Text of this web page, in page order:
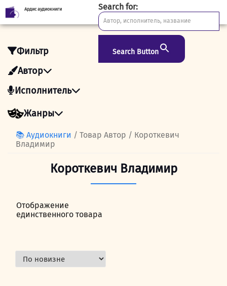
Skip
to
Ардис аудиокниги Search for:
Search Button
Фильтр
Автор
Исполнитель
Жанры
📚 Аудиокниги / Товар Автор / Короткевич
Владимир
Короткевич Владимир
Отображение
единственного товара